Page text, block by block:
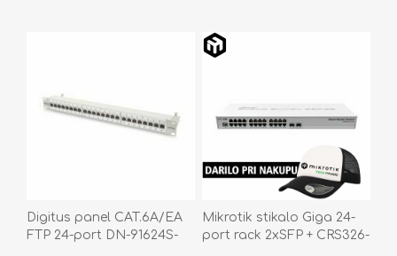
Digitus panel CAT.6A/EA
FTP 24-port DN-91624S-
Mikrotik stikalo Giga 24-
port rack 2xSFP + CRS326-